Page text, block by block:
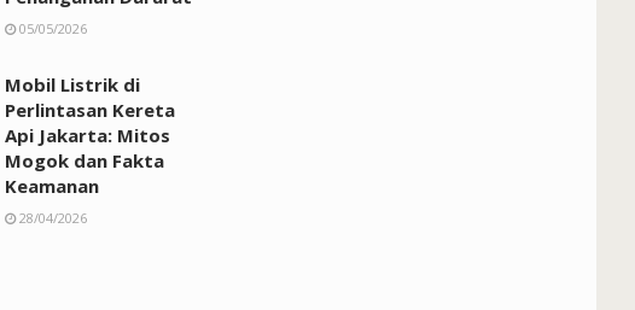
05/05/2026
Mobil Listrik di
Perlintasan Kereta
Api Jakarta: Mitos
Mogok dan Fakta
Keamanan
28/04/2026